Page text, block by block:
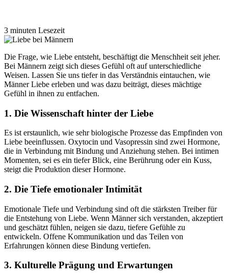
3 minuten Lesezeit
Die Frage, wie Liebe entsteht, beschäftigt die Menschheit seit jeher.
Bei Männern zeigt sich dieses Gefühl oft auf unterschiedliche
Weisen. Lassen Sie uns tiefer in das Verständnis eintauchen, wie
Männer Liebe erleben und was dazu beiträgt, dieses mächtige
Gefühl in ihnen zu entfachen.
1. Die Wissenschaft hinter der Liebe
Es ist erstaunlich, wie sehr biologische Prozesse das Empfinden von
Liebe beeinflussen. Oxytocin und Vasopressin sind zwei Hormone,
die in Verbindung mit Bindung und Anziehung stehen. Bei intimen
Momenten, sei es ein tiefer Blick, eine Berührung oder ein Kuss,
steigt die Produktion dieser Hormone.
2. Die Tiefe emotionaler Intimität
Emotionale Tiefe und Verbindung sind oft die stärksten Treiber für
die Entstehung von Liebe. Wenn Männer sich verstanden, akzeptiert
und geschätzt fühlen, neigen sie dazu, tiefere Gefühle zu
entwickeln. Offene Kommunikation und das Teilen von
Erfahrungen können diese Bindung vertiefen.
3. Kulturelle Prägung und Erwartungen